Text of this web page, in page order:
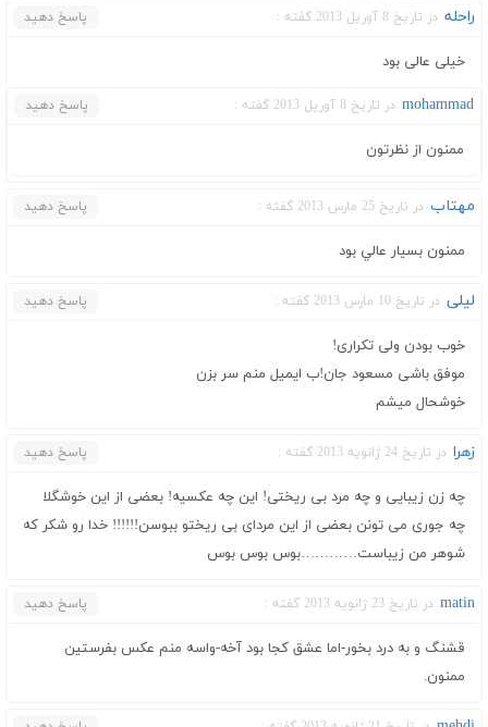
راحله در تاریخ 8 آوریل 2013 گفته : پاسخ دهید
خیلی عالی بود
mohammad در تاریخ 8 آوریل 2013 گفته : پاسخ دهید
ممنون از نظرتون
مهتاب در تاریخ 25 مارس 2013 گفته : پاسخ دهید
ممنون بسيار عالي بود
لیلی در تاریخ 10 مارس 2013 گفته : پاسخ دهید
خوب بودن ولی تکراری!
موفق باشی مسعود جان!ب ایمیل منم سر بزن
خوشحال میشم
زهرا در تاریخ 24 ژانویه 2013 گفته : پاسخ دهید
چه زن زیبایی و چه مرد بی ریختی! این چه عکسیه! بعضی از این خوشگلا
چه جوری می تونن بعضی از این مردای بی ریختو ببوسن!!!!!! خدا رو شکر که
شوهر من زیباست…………بوس بوس بوس
matin در تاریخ 23 ژانویه 2013 گفته : پاسخ دهید
قشنگ و به درد بخور-اما عشق کجا بود آخه-واسه منم عکس بفرستین
ممنون.